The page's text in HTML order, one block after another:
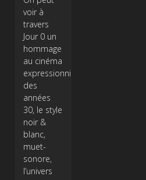
voir à
travers
Jour 0 un
hommage
au cinéma
expressionniste
des
années
30, le style
noir &
blanc,
muet-
sonore,
l’univers